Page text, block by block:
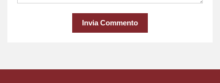
Invia Commento